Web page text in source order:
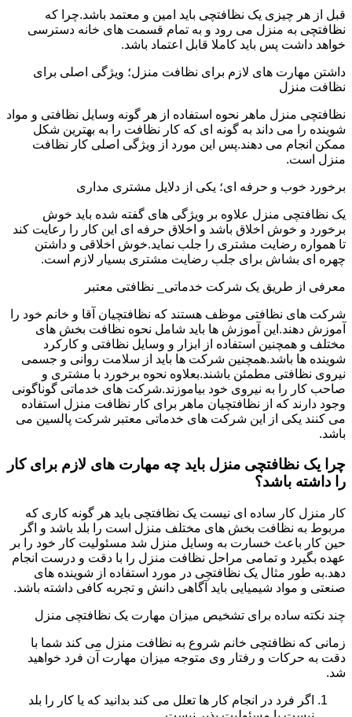
قبل از هر چیزی یک نظافتچی باید امین و معتمد باشد.چرا که
نظافتچی به منزل می رود و به تمام قسمت های خانه دسترسی
خواهد داشت پس باید کاملا قابل اعتماد باشد.
داشتن مهارت های لازم برای نظافت منزل؛ ویژگی اصلی برای
نظافت منزل
نظافتچی منزل ماهر نحوه استفاده از هر گونه وسایل نظافتی و مواد
شوینده را می داند به گونه ای که کار نظافت را به بهترین شکل
ممکن انجام می دهند.پس این مورد از ویژگی اصلی کار نظافت
منزل است.
برخورد خوب و حرفه ای؛ یکی از دلایل مشتری مداری
یک نظافتچی منزل علاوه بر ویژگی های گفته شده باید خوش
برخورد و خوش اخلاق باشد و اخلاق حرفه ای این کار را رعایت کند
تا همواره رضایت مشتری را جلب نماید.خوش اخلاقی و داشتن
چهره ای بشاش برای جلب رضایت مشتری بسیار لازم است.
معرفی از طریق یک شرکت خدماتی_ نظافتی معتبر
شرکت های نظافتی موظف هستند که نظافتچیان آقا و خانم خود را
آموزش دهند.این آموزش ها باید شامل نحوه نظافت بخش های
مختلف و همچنین استفاده از ابزار و وسایل نظافتی و کارکرد
شوینده ها باشد.همچنین شرکت ها باید از سلامت روانی و جسمی
نیروی نظافتی مطمئن باشند.بعلاوه نحوه برخورد با مشتری و
صاحب کار را به نیروی خود بیاموزند.شرکت های خدماتی گوناگونی
وجود دارند که از نظافتچیان ماهر برای کار نظافت منزل استفاده
می کنند یکی از این شرکت های خدماتی معتبر شرکت پالسین می
باشد.
چرا یک نظافتچی منزل باید چه مهارت های لازم برای کار
را داشته باشد؟
کار منزل کار ساده ای نیست یک نظافتچی باید هر گونه کاری که
مربوط به نظافت بخش های مختلف منزل است را بلد باشد و اگر
حین کار باعث خسارت به وسایل منزل شد مسئولیت کار خود را بر
عهده بگیرد و تمامی مراحل نظافت منزل را با دقت و درست انجام
دهد.به طور مثال یک نظافتچی در مورد استفاده از شوینده های
صنعتی و مواد شیمیایی باید آگاهی دانش و تجربه کافی داشته باشد.
چند نکته ساده برای تشخیص میزان مهارت یک نظافتچی منزل
زمانی که نظافتچی خانم شروع به نظافت منزل می کند شما با
دقت به حرکات و رفتار وی متوجه میزان مهارت آن فرد خواهید
شد.
اگر فرد در انجام کار ها تعلل می کند بدانید که یا کار را بلد